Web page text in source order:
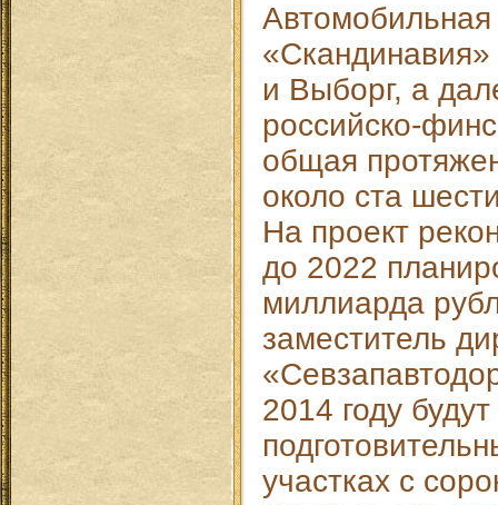
Автомобильная
«Скандинавия»
и Выборг, а
российско-
общая
около ста
На проект
до 2022
миллиарда
заместитель
2014 году
участках с